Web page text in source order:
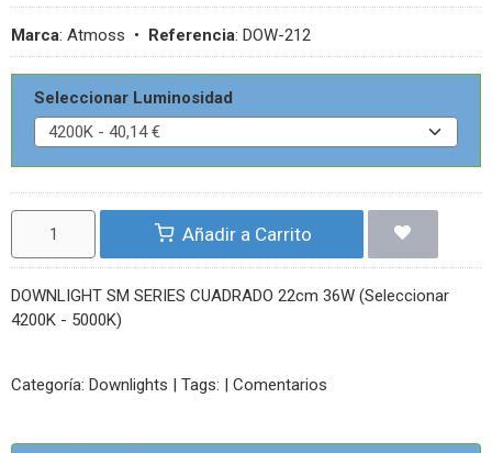
Marca: Atmoss • Referencia: DOW-212
Seleccionar Luminosidad
Añadir a Carrito
DOWNLIGHT SM SERIES CUADRADO 22cm 36W (Seleccionar
4200K - 5000K)
Categoría: Downlights | Tags: | Comentarios